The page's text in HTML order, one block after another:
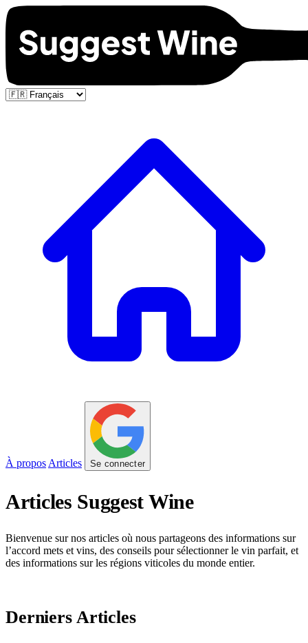
À propos Articles Se connecter
Articles Suggest Wine
Bienvenue sur nos articles où nous partageons des informations sur
l’accord mets et vins, des conseils pour sélectionner le vin parfait, et
des informations sur les régions viticoles du monde entier.
Derniers Articles